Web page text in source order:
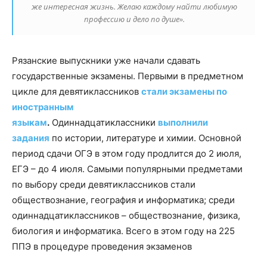
же интересная жизнь. Желаю каждому найти любимую
профессию и дело по душе».
Рязанские выпускники уже начали сдавать
государственные экзамены. Первыми в предметном
цикле для девятиклассников стали экзамены по
иностранным
языкам. Одиннадцатиклассники выполнили
задания по истории, литературе и химии. Основной
период сдачи ОГЭ в этом году продлится до 2 июля,
ЕГЭ – до 4 июля. Самыми популярными предметами
по выбору среди девятиклассников стали
обществознание, география и информатика; среди
одиннадцатиклассников – обществознание, физика,
биология и информатика. Всего в этом году на 225
ППЭ в процедуре проведения экзаменов